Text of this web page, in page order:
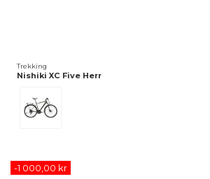
Trekking
Nishiki XC Five Herr
-1 000,00 kr